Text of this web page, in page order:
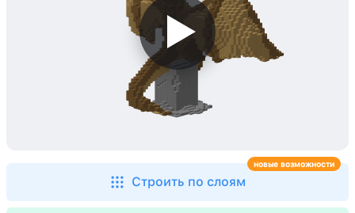
Строить по слоям
новые возможности